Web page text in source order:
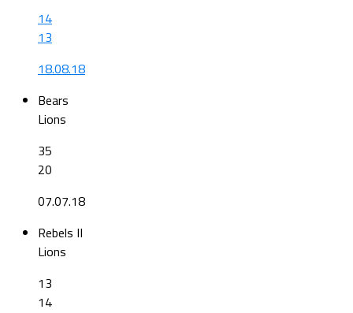
14
13
18.08.18
Bears
Lions
35
20
07.07.18
Rebels II
Lions
13
14